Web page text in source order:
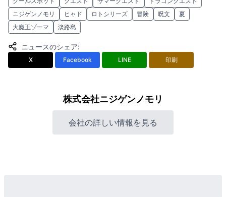
ニジゲンノモリ
ヒャド ロトシリーズ 冒険 呪文
夏
大魔王ゾーマ
淡路島
ニュースのシェア:
X Facebook LINE 印刷
株式会社ニジゲンノモリ
会社の詳しい情報を見る